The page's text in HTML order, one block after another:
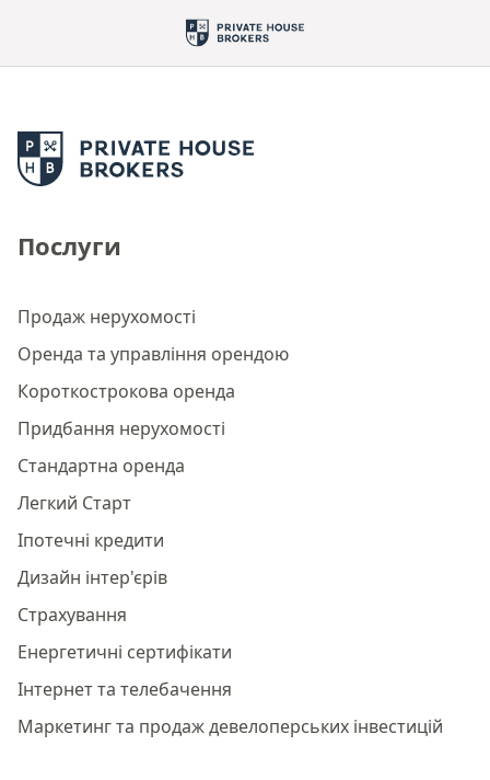
Послуги
Продаж нерухомості
Оренда та управління орендою
Короткострокова оренда
Придбання нерухомості
Стандартна оренда
Легкий Старт
Іпотечні кредити
Дизайн інтер'єрів
Страхування
Енергетичні сертифікати
Інтернет та телебачення
Маркетинг та продаж девелоперських інвестицій